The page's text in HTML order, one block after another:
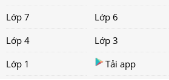
Lớp 7
Lớp 6
Lớp 4
Lớp 3
Lớp 1
Tải app